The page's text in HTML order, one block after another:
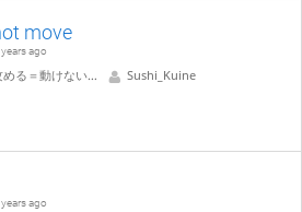
move
ago
けない駒を攻める
Sushi_Kuine
ago